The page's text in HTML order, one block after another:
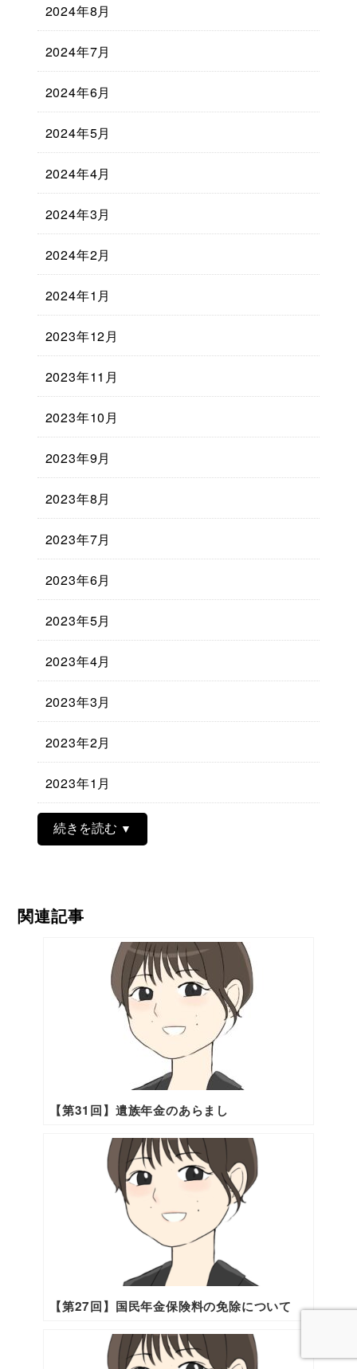
2024年8月
2024年7月
2024年6月
2024年5月
2024年4月
2024年3月
2024年2月
2024年1月
2023年12月
2023年11月
2023年10月
2023年9月
2023年8月
2023年7月
2023年6月
2023年5月
2023年4月
2023年3月
2023年2月
2023年1月
続きを読む
関連記事
【第31回】遺族年金のあらまし
【第27回】国民年金保険料の免除について